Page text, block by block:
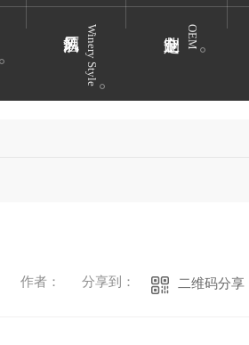
Winery Style OEM
作者： 分享到： 二维码分享